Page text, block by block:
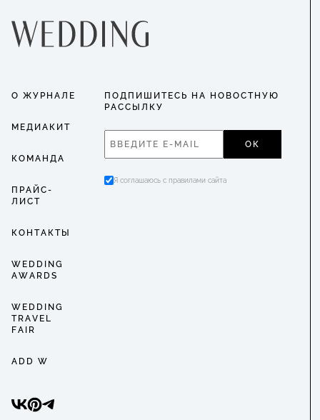
О ЖУРНАЛЕ
МЕДИАКИТ
КОМАНДА
ПРАЙС-
ЛИСТ
КОНТАКТЫ
WEDDING
AWARDS
WEDDING
TRAVEL
FAIR
ADD W
ПОДПИШИТЕСЬ НА НОВОСТНУЮ
РАССЫЛКУ
ОК
Я соглашаюсь с правилами сайта